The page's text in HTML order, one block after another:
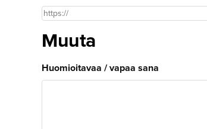
Muuta
Huomioitavaa / vapaa sana